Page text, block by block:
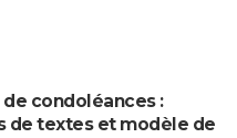
condoléances :
de textes et modèle de